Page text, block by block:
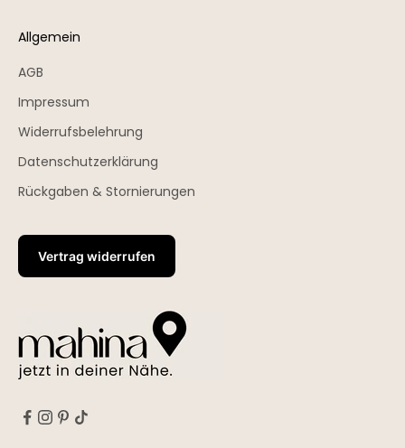
Allgemein
AGB
Impressum
Widerrufsbelehrung
Datenschutzerklärung
Rückgaben & Stornierungen
Vertrag widerrufen